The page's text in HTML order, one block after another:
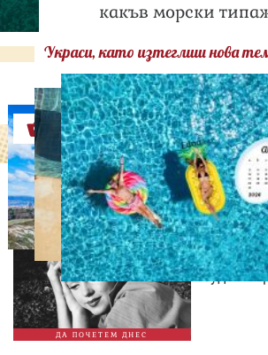
какъв морски
Украси, като изтеглиш нова
Оферти
ДА ПОЧЕТЕМ ДНЕС
IN
64
Смъртта
Монро
буди